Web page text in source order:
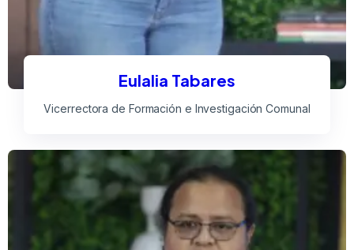
Eulalia Tabares
Vicerrectora de Formación e Investigación Comunal